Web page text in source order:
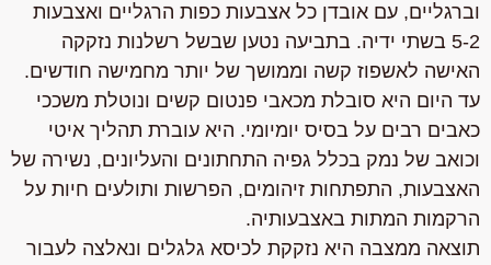
וברגליים, עם אובדן כל אצבעות כפות הרגליים ואצבעות
5-2 בשתי ידיה. בתביעה נטען שבשל רשלנות נזקקה
האישה לאשפוז קשה וממושך של יותר מחמישה חודשים.
עד היום היא סובלת מכאבי פנטום קשים ונוטלת משככי
כאבים רבים על בסיס יומיומי. היא עוברת תהליך איטי
וכואב של נמק בכלל גפיה התחתונים והעליונים, נשירה של
האצבעות, התפתחות זיהומים, הפרשות ותולעים חיות על
הרקמות המתות באצבעותיה.
תוצאה ממצבה היא נזקקת לכיסא גלגלים ונאלצה לעבור